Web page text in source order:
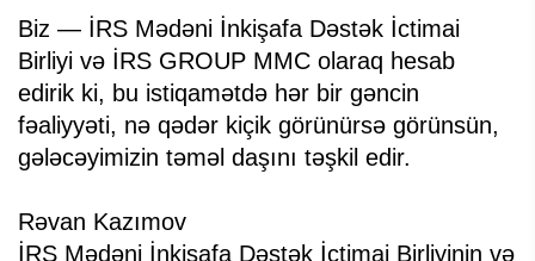
Biz — İRS Mədəni İnkişafa Dəstək İctimai
Birliyi və İRS GROUP MMC olaraq hesab
edirik ki, bu istiqamətdə hər bir gəncin
fəaliyyəti, nə qədər kiçik görünürsə görünsün,
gələcəyimizin təməl daşını təşkil edir.
Rəvan Kazımov
İRS Mədəni İnkişafa Dəstək İctimai Birliyinin və